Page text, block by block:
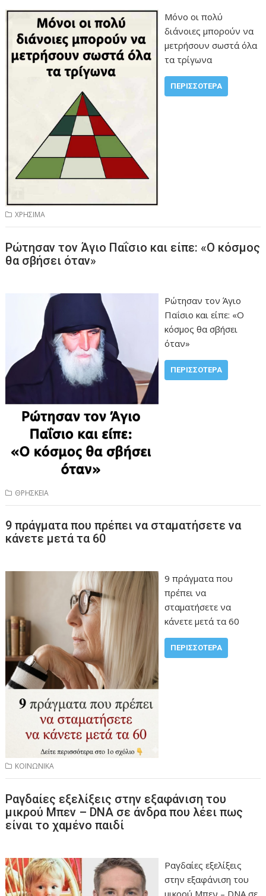
Μόνο οι πολύ
διάνοιες μπορούν να
μετρήσουν σωστά όλα
τα τρίγωνα
ΠΕΡΙΣΣΌΤΕΡΑ
ΧΡΗΣΙΜΑ
Ρώτησαν τον Άγιο Παΐσιο και είπε: «Ο κόσμος
θα σβήσει όταν»
Ρώτησαν τον Άγιο
Παΐσιο και είπε: «Ο
κόσμος θα σβήσει
όταν»
ΠΕΡΙΣΣΌΤΕΡΑ
ΘΡΗΣΚΕΙΑ
9 πράγματα που πρέπει να σταματήσετε να
κάνετε μετά τα 60
9 πράγματα που
πρέπει να
σταματήσετε να
κάνετε μετά τα 60
ΠΕΡΙΣΣΌΤΕΡΑ
ΚΟΙΝΩΝΙΚΑ
Ραγδαίες εξελίξεις στην εξαφάνιση του
μικρού Μπεν – DNA σε άνδρα που λέει πως
είναι το χαμένο παιδί
Ραγδαίες εξελίξεις
στην εξαφάνιση του
μικρού Μπεν – DNA σε